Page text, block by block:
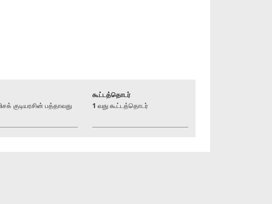
குடியரசின் பத்தாவது
கூட்டத்தொடர்
1 வது கூட்டத்தொடர்